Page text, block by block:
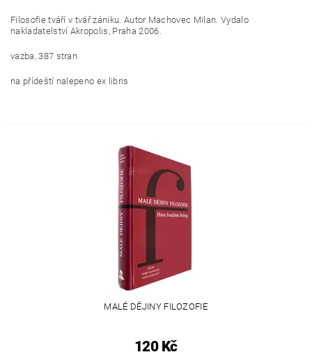
Filosofie tváří v tvář zániku. Autor Machovec Milan. Vydalo
nakladatelství Akropolis, Praha 2006.
vazba, 387 stran
na přídeští nalepeno ex libris
MALÉ DĚJINY FILOZOFIE
120 Kč